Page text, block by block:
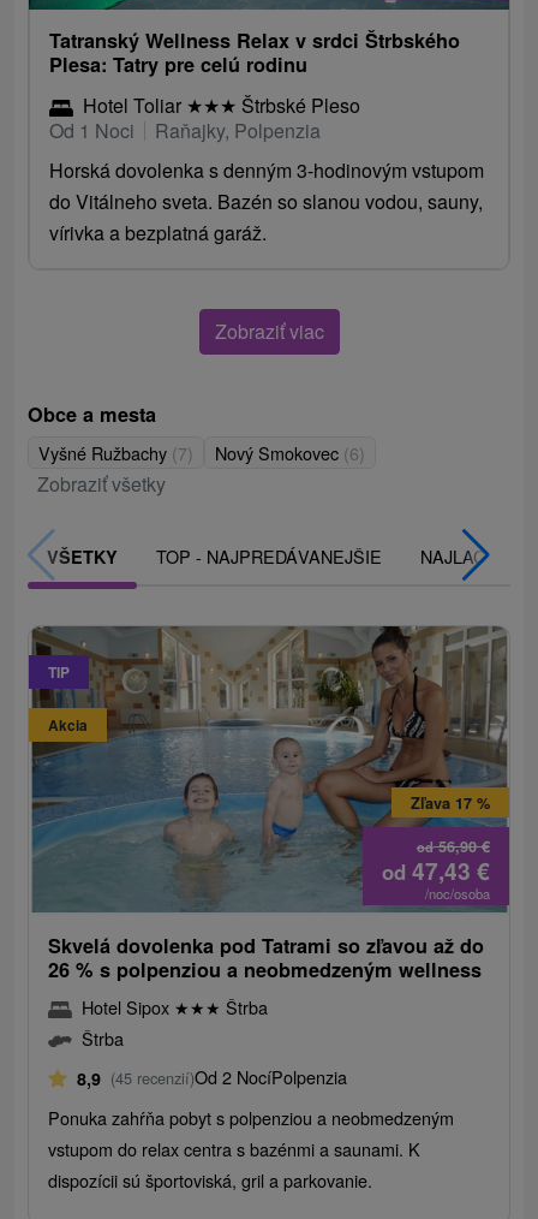
Tatranský Wellness Relax v srdci Štrbského
Plesa: Tatry pre celú rodinu
Hotel Toliar ★★★ Štrbské Pleso
Od 1 Noci
Raňajky, Polpenzia
Horská dovolenka s denným 3-hodinovým vstupom
do Vitálneho sveta. Bazén so slanou vodou, sauny,
vírivka a bezplatná garáž.
Zobraziť viac
Obce a mesta
Vyšné Ružbachy (7) Nový Smokovec (6)
Zobraziť všetky
VŠETKY TOP - NAJPREDÁVANEJŠIE
TIP
Akcia
od56,90€
Zľava 17 %
od 47,43 €
/noc/osoba
Skvelá dovolenka pod Tatrami so zľavou až do
26 % s polpenziou a neobmedzeným wellness
Hotel Sipox ★★★ Štrba
Štrba
8,9 (45 recenzií)Od 2 NocíPolpenzia
Ponuka zahŕňa pobyt s polpenziou a neobmedzeným
vstupom do relax centra s bazénmi a saunami. K
dispozícii sú športoviská, gril a parkovanie.